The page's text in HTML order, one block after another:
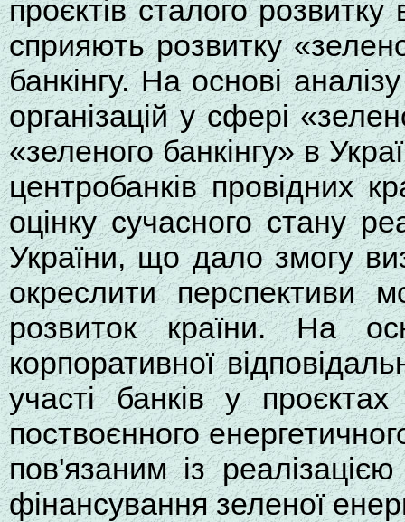
проєктів сталого
сприяють розвитку
банкінгу. На основі
організацій у сфері
«зеленого банкінгу» в
центробанків провідних
оцінку сучасного стану
України, що дало змогу
окреслити перспективи
розвиток країни. На
корпоративної
участі банків у
поствоєнного
пов'язаним із
фінансування зеленої